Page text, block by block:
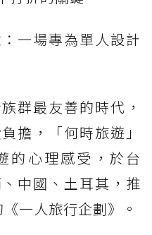
一場專為單人設計
群最友善的時代，
擔，「何時旅遊」
的心理感受，於台
中國、土耳其，推
一人旅行企劃》。